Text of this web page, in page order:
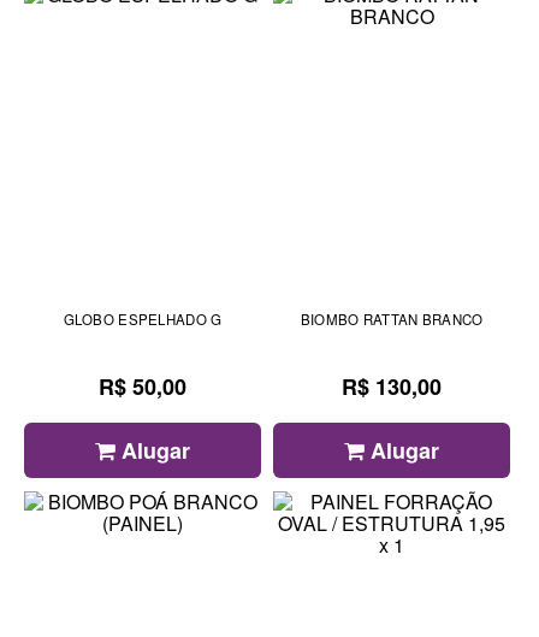
GLOBO ESPELHADO G
R$ 50,00
Alugar
BIOMBO RATTAN BRANCO
R$ 130,00
Alugar